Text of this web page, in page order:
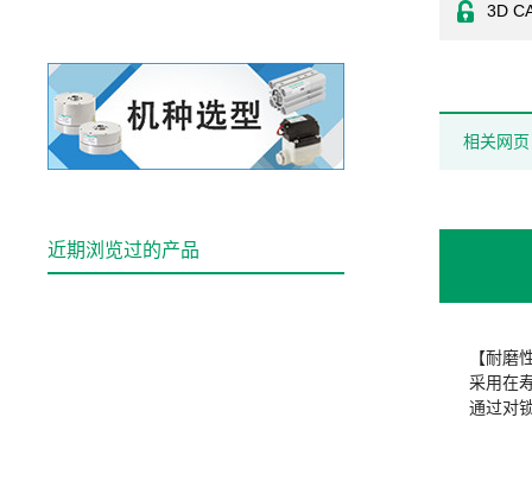
3D
相关网页
【耐磨
采用在
通过对
近期浏览过的产品